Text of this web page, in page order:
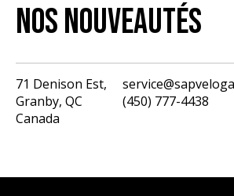
NOS NOUVEAUTÉS
71 Denison Est,
Granby, QC
Canada
(450) 777-4438
English